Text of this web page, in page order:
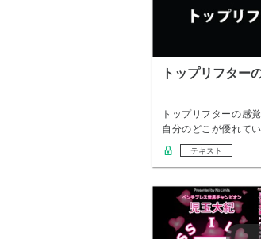
トップリフター
トップリフターの感
自分のどこが優れて
いないかも…
テキスト